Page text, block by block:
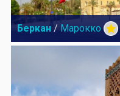
Беркан / Марокко